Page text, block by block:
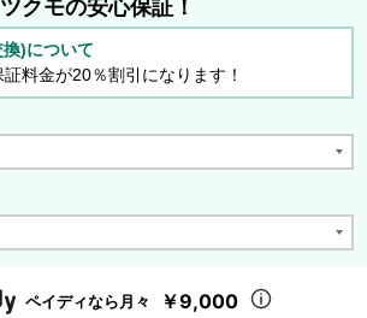
ツクモの安心保証！
)について
料金が20％割引になります！
ペイディなら月々 ￥9,000